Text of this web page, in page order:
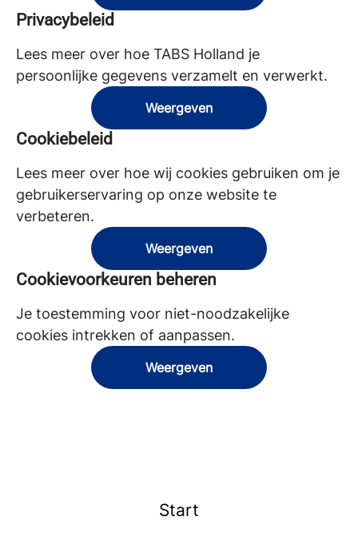
Privacybeleid
Lees meer over hoe TABS Holland je
persoonlijke gegevens verzamelt en verwerkt.
Weergeven
Cookiebeleid
Lees meer over hoe wij cookies gebruiken om je
gebruikerservaring op onze website te
verbeteren.
Weergeven
Cookievoorkeuren beheren
Je toestemming voor niet-noodzakelijke
cookies intrekken of aanpassen.
Weergeven
Start